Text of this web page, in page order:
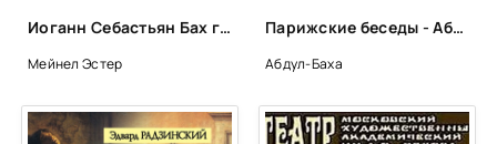
Бах
Иоганн Себастьян Бах глазами Анны Магдалены - Эстер Мейнел
Мейнел Эстер
Парижские беседы - Абдул-Баха
Абдул-Баха